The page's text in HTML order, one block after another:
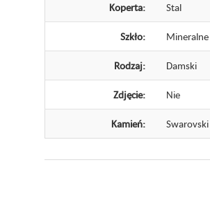
Koperta: Stal
Szkło: Mineralne
Rodzaj: Damski
Zdjęcie: Nie
Kamień: Swarovski